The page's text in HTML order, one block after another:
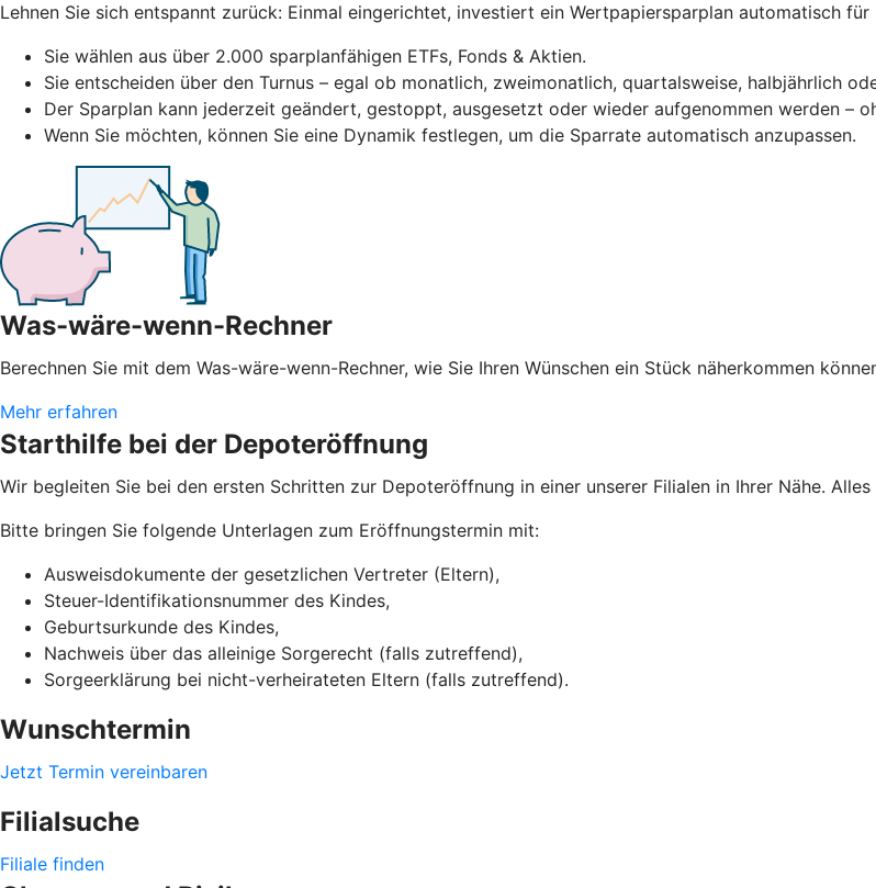
Lehnen Sie sich entspannt zurück: Einmal eingerichtet, investiert ein Wertpapiersparplan automatisch für
Sie wählen aus über 2.000 sparplanfähigen ETFs, Fonds & Aktien.
Sie entscheiden über den Turnus – egal ob monatlich, zweimonatlich, quartalsweise, halbjährlich
Der Sparplan kann jederzeit geändert, gestoppt, ausgesetzt oder wieder aufgenommen werden –
Wenn Sie möchten, können Sie eine Dynamik festlegen, um die Sparrate automatisch anzupassen.
Was-wäre-wenn-Rechner
Berechnen Sie mit dem Was-wäre-wenn-Rechner, wie Sie Ihren Wünschen ein Stück näherkommen
Mehr erfahren
Starthilfe bei der Depoteröffnung
Wir begleiten Sie bei den ersten Schritten zur Depoteröffnung in einer unserer Filialen in Ihrer Nähe.
Bitte bringen Sie folgende Unterlagen zum Eröffnungstermin mit:
Ausweisdokumente der gesetzlichen Vertreter (Eltern),
Steuer-Identifikationsnummer des Kindes,
Geburtsurkunde des Kindes,
Nachweis über das alleinige Sorgerecht (falls zutreffend),
Sorgeerklärung bei nicht-verheirateten Eltern (falls zutreffend).
Wunschtermin
Jetzt Termin vereinbaren
Filialsuche
Filiale finden